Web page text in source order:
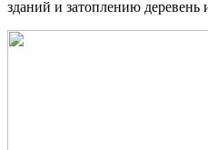
зданий и затоплению деревень